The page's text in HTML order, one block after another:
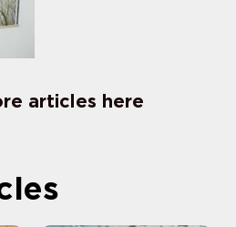
articles here